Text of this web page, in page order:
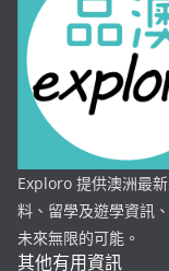
Exploro 提供澳洲最
料、留學及遊學資訊
未來無限的可能。
其他有用資訊